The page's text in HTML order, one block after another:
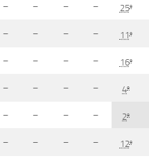
– – – – 25e
– – – – 11e
– – – – 16e
– – – – 4e
– – – – 2e
– – – – 12e